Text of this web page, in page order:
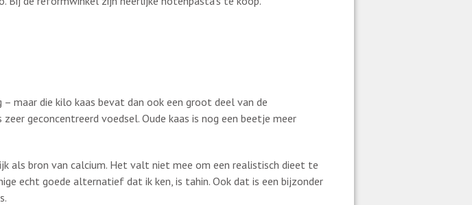
maar die kilo kaas bevat dan ook een groot deel van de
geconcentreerd voedsel. Oude kaas is nog een beetje meer
als bron van calcium. Het valt niet mee om een realistisch dieet te
echt goede alternatief dat ik ken, is tahin. Ook dat is een bijzonder